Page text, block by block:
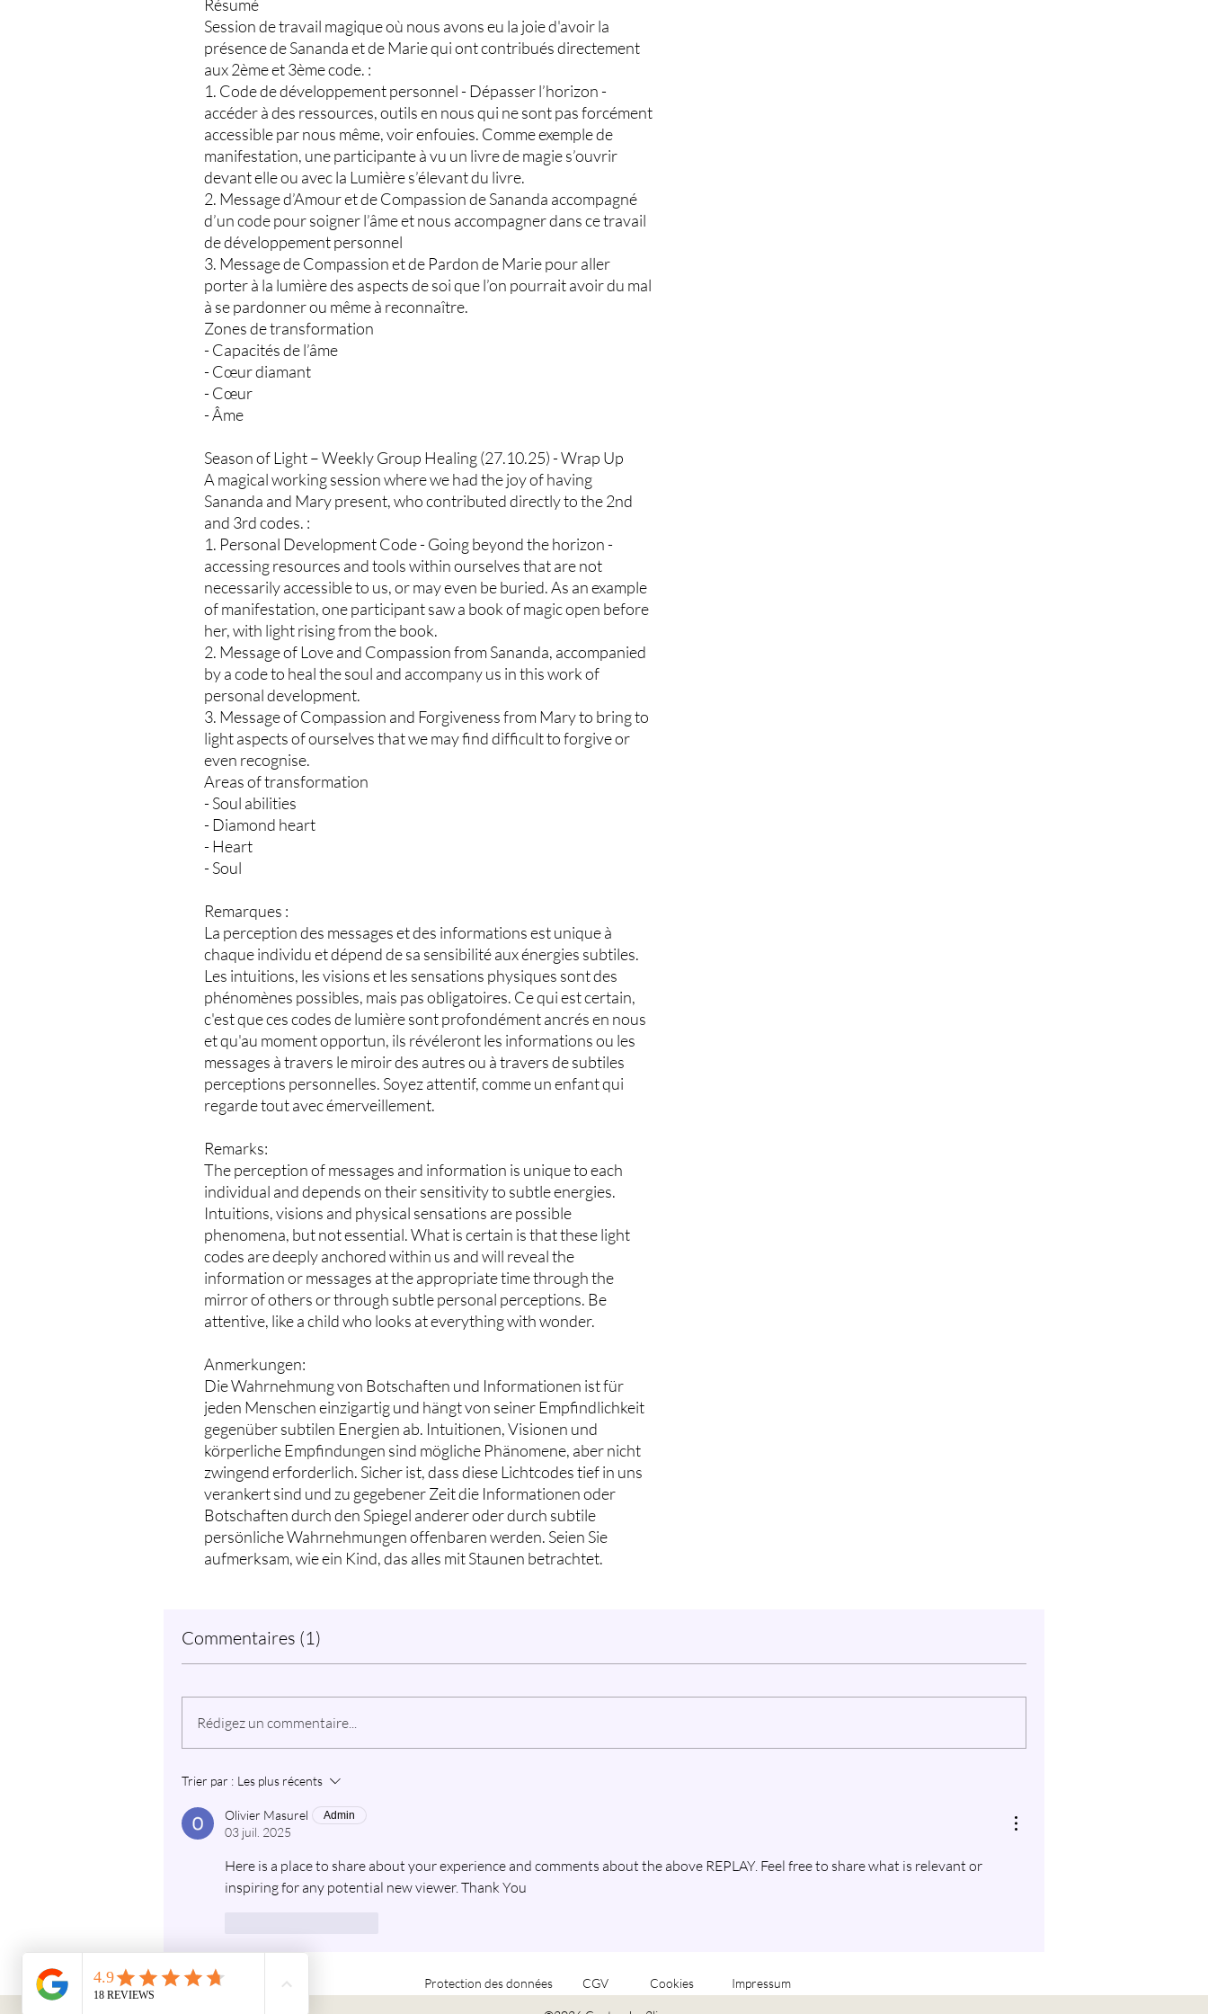
Résumé
Session de travail magique où nous avons eu la joie d'avoir la
présence de Sananda et de Marie qui ont contribués directement
aux 2ème et 3ème code. :
1. Code de développement personnel - Dépasser l’horizon -
accéder à des ressources, outils en nous qui ne sont pas forcément
accessible par nous même, voir enfouies. Comme exemple de
manifestation, une participante à vu un livre de magie s’ouvrir
devant elle ou avec la Lumière s’élevant du livre.
2. Message d’Amour et de Compassion de Sananda accompagné
d’un code pour soigner l’âme et nous accompagner dans ce travail
de développement personnel
3. Message de Compassion et de Pardon de Marie pour aller
porter à la lumière des aspects de soi que l’on pourrait avoir du mal
à se pardonner ou même à reconnaître.
Zones de transformation
- Capacités de l’âme
- Cœur diamant
- Cœur
- Âme
Season of Light – Weekly Group Healing (27.10.25) - Wrap Up
A magical working session where we had the joy of having
Sananda and Mary present, who contributed directly to the 2nd
and 3rd codes. :
1. Personal Development Code - Going beyond the horizon -
accessing resources and tools within ourselves that are not
necessarily accessible to us, or may even be buried. As an example
of manifestation, one participant saw a book of magic open before
her, with light rising from the book.
2. Message of Love and Compassion from Sananda, accompanied
by a code to heal the soul and accompany us in this work of
personal development.
3. Message of Compassion and Forgiveness from Mary to bring to
light aspects of ourselves that we may find difficult to forgive or
even recognise.
Areas of transformation
- Soul abilities
- Diamond heart
- Heart
- Soul
Remarques :
La perception des messages et des informations est unique à
chaque individu et dépend de sa sensibilité aux énergies subtiles.
Les intuitions, les visions et les sensations physiques sont des
phénomènes possibles, mais pas obligatoires. Ce qui est certain,
c'est que ces codes de lumière sont profondément ancrés en nous
et qu'au moment opportun, ils révéleront les informations ou les
messages à travers le miroir des autres ou à travers de subtiles
perceptions personnelles. Soyez attentif, comme un enfant qui
regarde tout avec émerveillement.
Remarks:
The perception of messages and information is unique to each
individual and depends on their sensitivity to subtle energies.
Intuitions, visions and physical sensations are possible
phenomena, but not essential. What is certain is that these light
codes are deeply anchored within us and will reveal the
information or messages at the appropriate time through the
mirror of others or through subtle personal perceptions. Be
attentive, like a child who looks at everything with wonder.
Anmerkungen:
Die Wahrnehmung von Botschaften und Informationen ist für
jeden Menschen einzigartig und hängt von seiner Empfindlichkeit
gegenüber subtilen Energien ab. Intuitionen, Visionen und
körperliche Empfindungen sind mögliche Phänomene, aber nicht
zwingend erforderlich. Sicher ist, dass diese Lichtcodes tief in uns
verankert sind und zu gegebener Zeit die Informationen oder
Botschaften durch den Spiegel anderer oder durch subtile
persönliche Wahrnehmungen offenbaren werden. Seien Sie
aufmerksam, wie ein Kind, das alles mit Staunen betrachtet.
Commentaires (1)
Rédigez un commentaire...
Trier par : Les plus récents
Olivier Masurel Admin
03 juil. 2025
Here is a place to share about your experience and comments about the above REPLAY. Feel free to share what is relevant or
inspiring for any potential new viewer. Thank You
Protection des données CGV Cookies Impressum